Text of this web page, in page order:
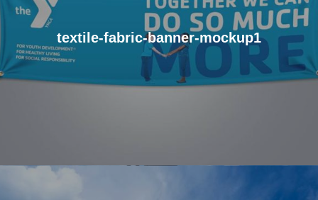
textile-fabric-banner-mockup1